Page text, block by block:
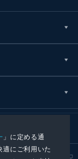
」に定める通
適にご利用いた
ーポリシー